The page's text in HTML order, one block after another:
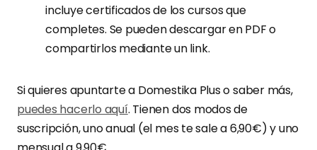
incluye certificados de los cursos que
completes. Se pueden descargar en PDF o
compartirlos mediante un link.
Si quieres apuntarte a Domestika Plus o saber más,
puedes hacerlo aquí. Tienen dos modos de
suscripción, uno anual (el mes te sale a 6,90€) y uno